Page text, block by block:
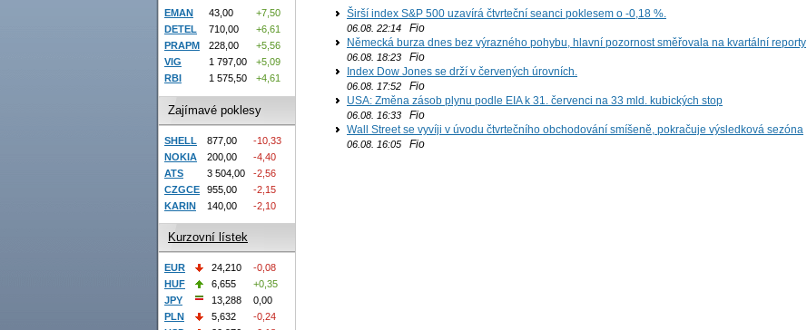
Širší index S&P 500 uzavírá čtvrteční seanci poklesem o -0,18 %.
06.08. 22:14 Fio
Německá burza dnes bez výrazného pohybu, hlavní pozornost směřovala na kvartální reporty
06.08. 18:23 Fio
Index Dow Jones se drží v červených úrovních.
06.08. 17:52 Fio
USA: Změna zásob plynu podle EIA k 31. červenci na 33 mld. kubických stop
06.08. 16:33 Fio
Wall Street se vyvíji v úvodu čtvrtečního obchodování smíšeně, pokračuje výsledková sezóna
06.08. 16:05 Fio
EMAN 43,00
+7,50
DETEL
710,00
+6,61
PRAPM
228,00
+5,56
VIG
1 797,00
+5,09
RBI
1 575,50 +4,61
Zajímavé poklesy
SHELL 877,00
-10,33
NOKIA
200,00
-4,40
ATS
3 504,00
-2,56
CZGCE
955,00
-2,15
KARIN
140,00 -2,10
Kurzovní lístek
EUR 24,210
-0,08
HUF
6,655
+0,35
JPY
13,288
0,00
PLN
5,632
-0,24